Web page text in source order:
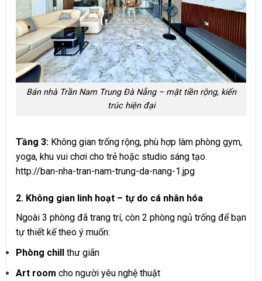
Bán nhà Trần Nam Trung Đà Nẵng – mặt tiền rộng, kiến
trúc hiện đại
Tầng 3: Không gian trống rộng, phù hợp làm phòng gym,
yoga, khu vui chơi cho trẻ hoặc studio sáng tạo.
http://ban-nha-tran-nam-trung-da-nang-1.jpg
2. Không gian linh hoạt – tự do cá nhân hóa
Ngoài 3 phòng đã trang trí, còn 2 phòng ngủ trống để bạn
tự thiết kế theo ý muốn:
Phòng chill thư giãn
Art room cho người yêu nghệ thuật